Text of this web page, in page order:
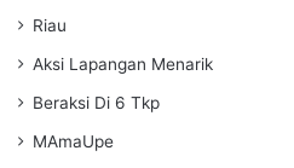
Riau
Aksi Lapangan Menarik
Beraksi Di 6 Tkp
MAmaUpe